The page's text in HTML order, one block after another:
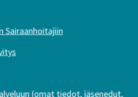
Sairaanhoitajiin
(omat tiedot, jäsenedut,